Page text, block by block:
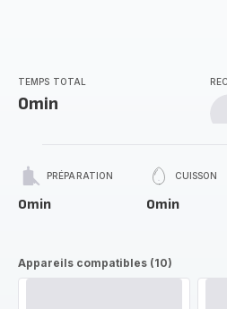
TEMPS TOTAL
0min
PRÉPARATION
0min
CUISSON
0min
Appareils compatibles (10)